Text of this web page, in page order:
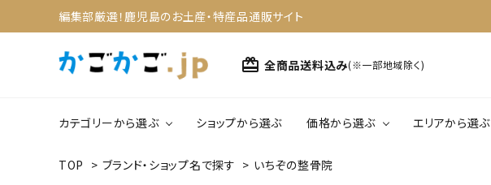
編集部厳選！鹿児島のお土産・特産品通販サイト
card_giftcard 全商品送料込み(※一部地域除く)
カテゴリーから選ぶ ショップから選ぶ 価格から選ぶ エリアから選ぶ
TOP > ブランド・ショップ名で探す > いちぞの整骨院